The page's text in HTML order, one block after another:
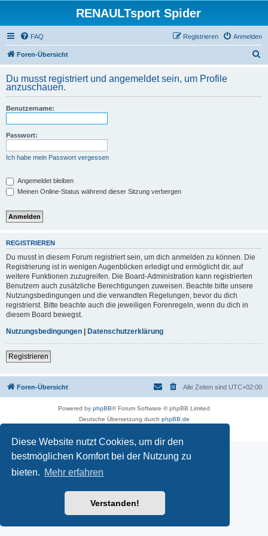
Diese Website nutzt Cookies, um dir den
bestmöglichen Komfort bei der Nutzung zu
bieten. Mehr erfahren
Verstanden!
RENAULTsport Spider
FAQ Anmelden
Registrieren
Foren-Übersicht
h
Du musst registriert und angemeldet sein, um Profile
anzuschauen.
Benutzername:
Passwort:
Ich habe mein Passwort vergessen
Angemeldet bleiben
Meinen Online-Status während dieser Sitzung verbergen
REGISTRIEREN
Du musst in diesem Forum registriert sein, um dich anmelden zu können. Die
Registrierung ist in wenigen Augenblicken erledigt und ermöglicht dir, auf
weitere Funktionen zuzugreifen. Die Board-Administration kann registrierten
Benutzern auch zusätzliche Berechtigungen zuweisen. Beachte bitte unsere
Nutzungsbedingungen und die verwandten Regelungen, bevor du dich
registrierst. Bitte beachte auch die jeweiligen Forenregeln, wenn du dich in
diesem Board bewegst.
Nutzungsbedingungen | Datenschutzerklärung
Registrieren
Foren-Übersicht Alle Zeiten sind UTC+02:00
Powered by phpBB® Forum Software © phpBB Limited
Deutsche Übersetzung durch phpBB.de